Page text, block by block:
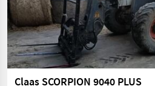
Claas SCORPION 9040 PLUS